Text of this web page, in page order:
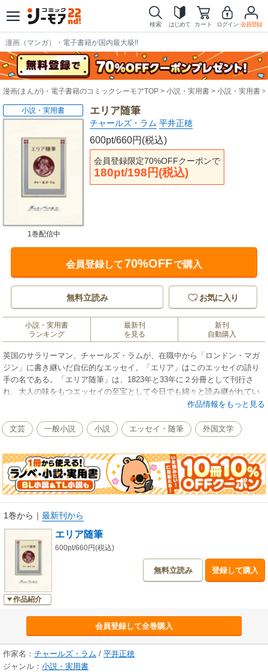
検索 はじめて カート ログイン 会員登録
漫画（マンガ）・電子書籍が国内最大級!!
漫画(まんが)・電子書籍のコミックシーモアTOP 小説・実用書 小説・実用書
エリア随筆
チャールズ・ラム 平井正穂
600pt/660円(税込)
会員登録限定70%OFFクーポンで
180pt/198円(税込)
小説・実用書
1巻配信中
会員登録して70%OFFで購入
無料立読み お気に入り
小説・実用書
ランキング
最新刊
を見る
新刊
自動購入
英国のサラリーマン、チャールズ・ラムが、在職中から「ロンドン・マガ
ジン」に書き継いだ自伝的なエッセイ。「エリア」はこのエッセイの語り
手の名である。「エリア随筆」は、1823年と33年に２分冊として刊行さ
れ、大人の味をもつエッセイの至宝として今日でも綿々と読み継がれてい
る。本書は長年この書の親しんできた訳者が10編を選んで訳したもので、
作品情報をもっと見る
文芸 一般小説 小説 エッセイ・随筆 外国文学
1巻から ｜ 最新刊から
作品紹介
エリア随筆
600pt/660円(税込)
無料立読み 登録して購入
会員登録して全巻購入
作家名： チャールズ・ラム / 平井正穂
ジャンル： 小説・実用書